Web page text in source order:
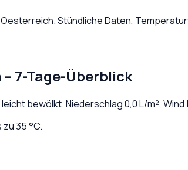
Oesterreich. Stündliche Daten,
– 7-Tage-Überblick
leicht bewölkt. Niederschlag0,0L/m², Wind
35 °C.